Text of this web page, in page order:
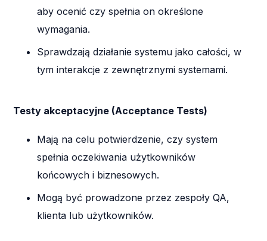
aby ocenić czy spełnia on określone
wymagania.
Sprawdzają działanie systemu jako całości, w
tym interakcje z zewnętrznymi systemami.
Testy akceptacyjne (Acceptance Tests)
Mają na celu potwierdzenie, czy system
spełnia oczekiwania użytkowników
końcowych i biznesowych.
Mogą być prowadzone przez zespoły QA,
klienta lub użytkowników.